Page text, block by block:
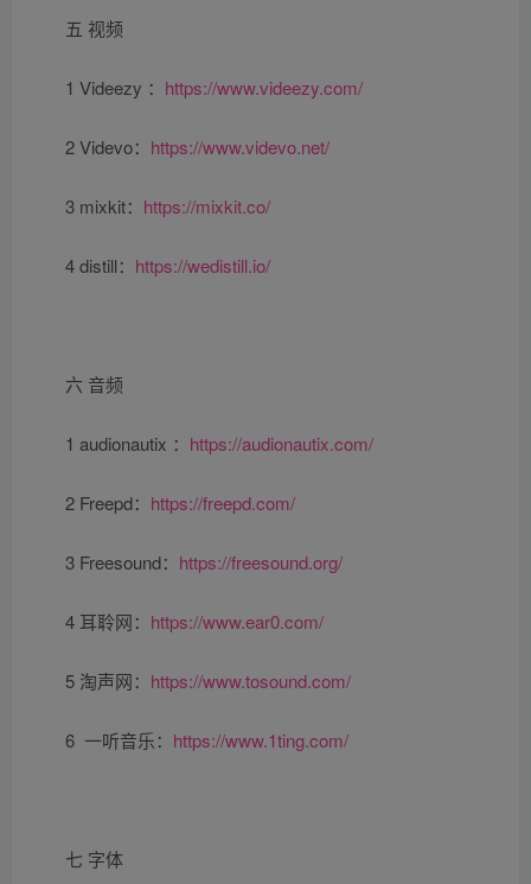
五 视频
1 Videezy ： https://www.videezy.com/
2 Videvo： https://www.videvo.net/
3 mixkit： https://mixkit.co/
4 distill： https://wedistill.io/
六 音频
1 audionautix ： https://audionautix.com/
2 Freepd： https://freepd.com/
3 Freesound： https://freesound.org/
4 耳聆网： https://www.ear0.com/
5 淘声网： https://www.tosound.com/
6 一听音乐： https://www.1ting.com/
七 字体